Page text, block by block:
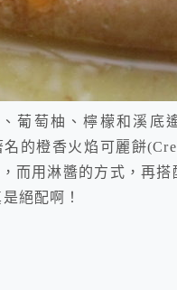
葡萄柚、檸檬和溪底
的橙香火焰可麗餅
而用淋醬的方式，再
絕配啊！